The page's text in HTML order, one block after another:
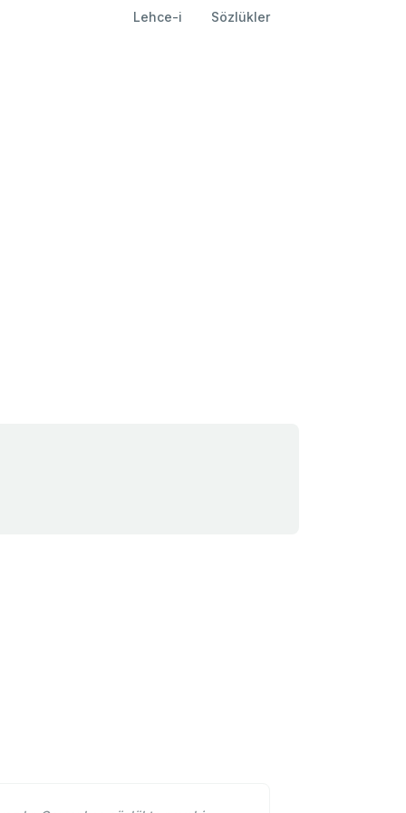
Lehce-i Sözlükler